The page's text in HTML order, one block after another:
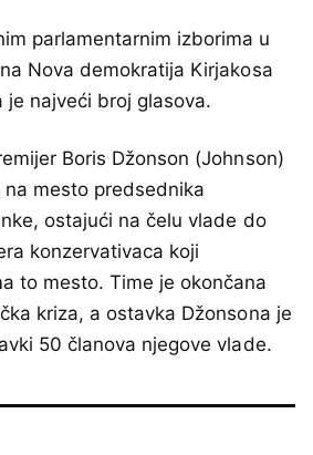
parlamentarnim izborima u
Nova demokratija Kirjakosa
je najveći broj glasova.
Boris Džonson (Johnson)
mesto predsednika
ostajući na čelu vlade do
konzervativaca koji
to mesto. Time je okončana
kriza, a ostavka Džonsona je
50 članova njegove vlade.